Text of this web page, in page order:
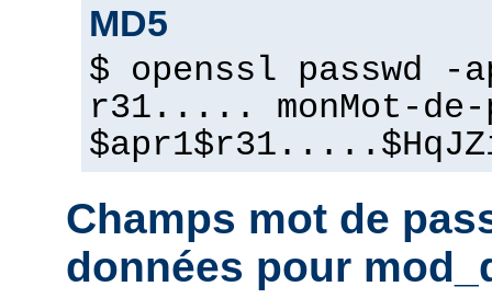
MD5
$ openssl passwd
r31..... monMot-de-
Champs mot de
données pour